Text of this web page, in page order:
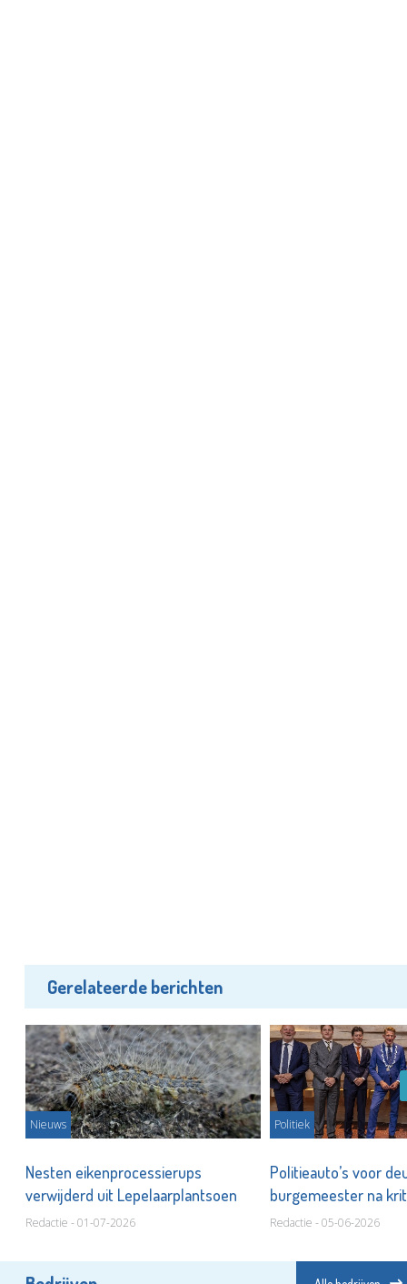
Gerelateerde berichten
Nieuws
Nesten eikenprocessierups
verwijderd uit Lepelaarplantsoen
Redactie - 01-07-2026
Politiek
Politieauto’s voor
burgemeester na
asielbeleid nieuwe
Redactie - 05-06-2026